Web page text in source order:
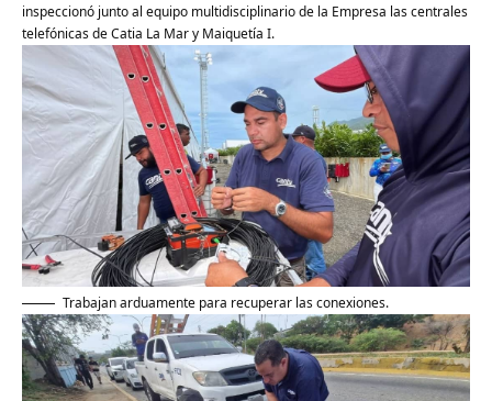
inspeccionó junto al equipo multidisciplinario de la Empresa las centrales
telefónicas de Catia La Mar y Maiquetía I.
Trabajan arduamente para recuperar las conexiones.